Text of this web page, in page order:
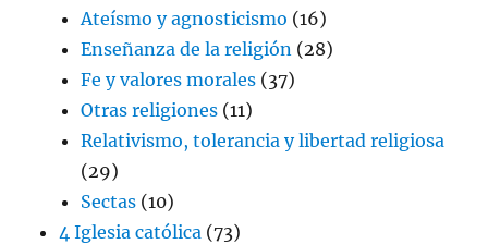
Ateísmo y agnosticismo (16)
Enseñanza de la religión (28)
Fe y valores morales (37)
Otras religiones (11)
Relativismo, tolerancia y libertad religiosa
(29)
Sectas (10)
4 Iglesia católica (73)